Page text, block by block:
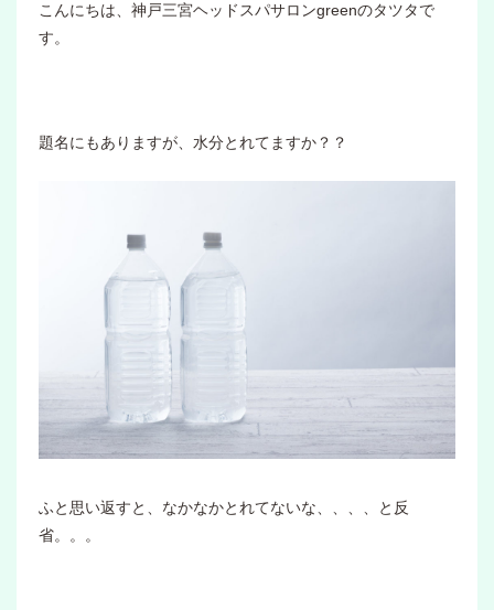
こんにちは、神戸三宮ヘッドスパサロンgreenのタツタで
す。
題名にもありますが、水分とれてますか？？
ふと思い返すと、なかなかとれてないな、、、、と反
省。。。